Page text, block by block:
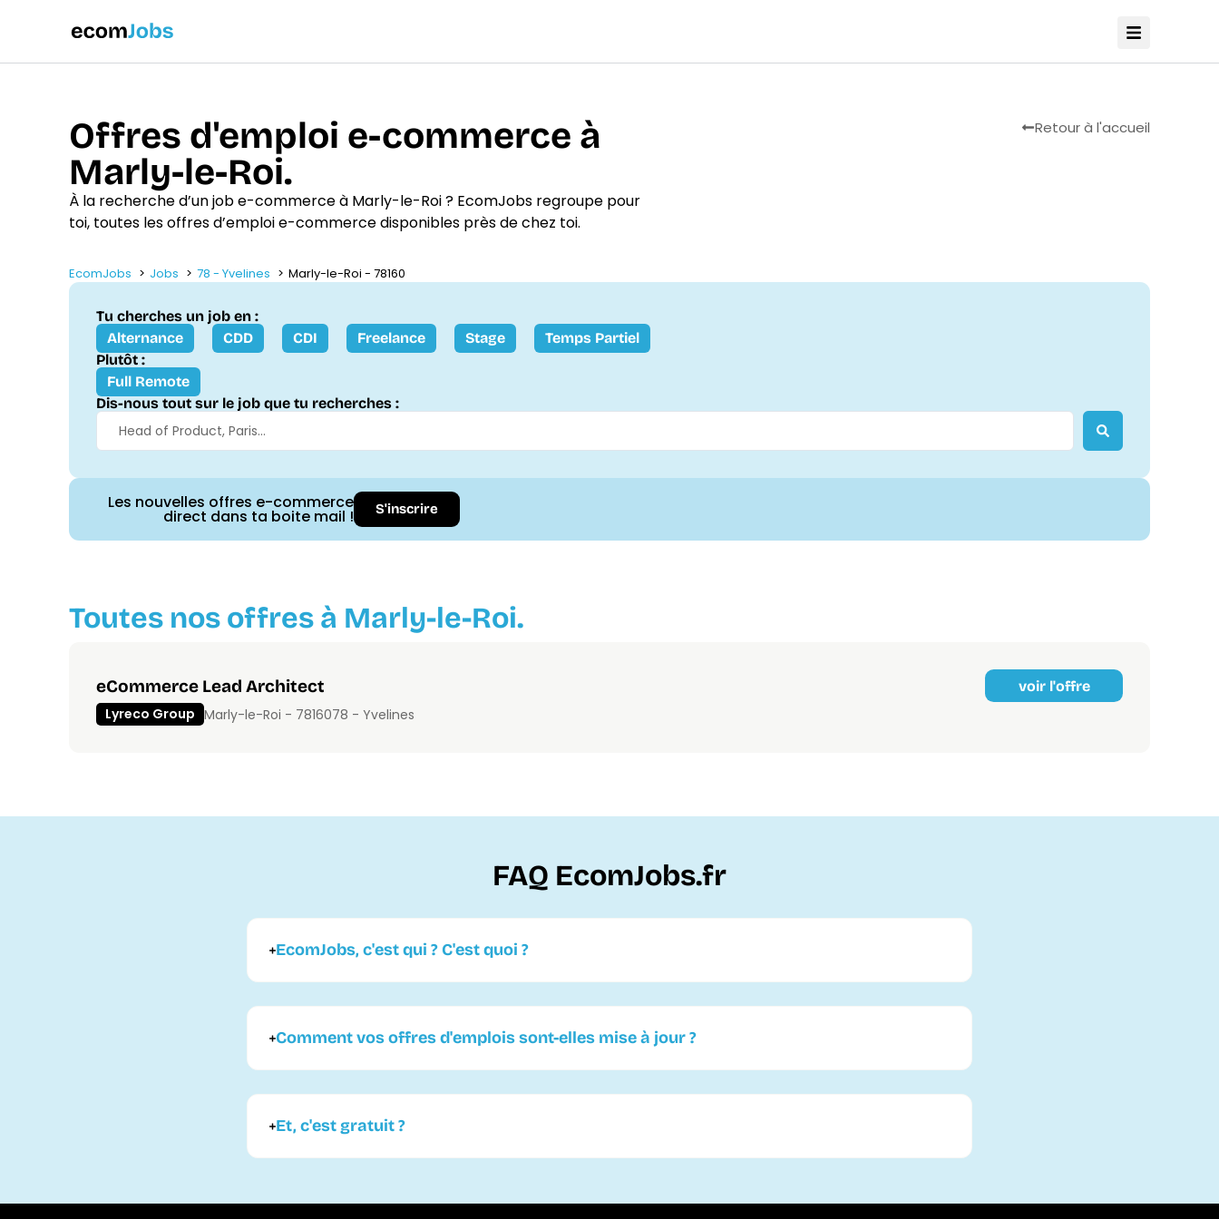
Offres d'emploi e-commerce à
Marly-le-Roi.
À la recherche d’un job e-commerce à Marly-le-Roi ? EcomJobs regroupe pour
toi, toutes les offres d’emploi e-commerce disponibles près de chez toi.
Retour à l'accueil
EcomJobs Jobs 78 - Yvelines Marly-le-Roi - 78160
Tu cherches un job en :
Alternance
CDD CDI Freelance Stage
Temps Partiel
Plutôt :
Full Remote
Dis-nous tout sur le job que tu recherches :
Les nouvelles offres e-commerce
direct dans ta boite mail ! S'inscrire
Toutes nos offres à Marly-le-Roi.
eCommerce Lead Architect voir l'offre
Lyreco Group Marly-le-Roi - 7816078 - Yvelines
FAQ EcomJobs.fr
EcomJobs, c'est qui ? C'est quoi ?
Comment vos offres d'emplois sont-elles mise à jour ?
Et, c'est gratuit ?